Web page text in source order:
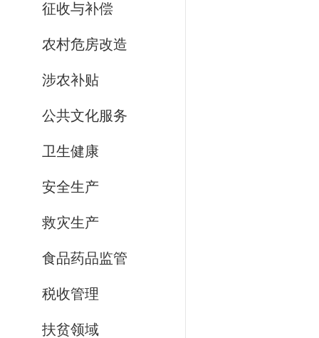
征收与补偿
农村危房改造
涉农补贴
公共文化服务
卫生健康
安全生产
救灾生产
食品药品监管
税收管理
扶贫领域